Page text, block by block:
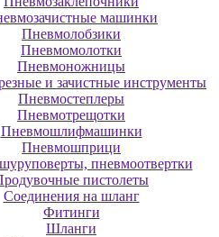
машинки
Пневмолобзики
Пневмомолотки
Пневмоножницы
и зачистные инструменты
Пневмостеплеры
Пневмотрещотки
Пневмошлифмашинки
Пневмошприци
пневмоотвертки
пистолеты
Соединения на шланг
Фитинги
Шланги